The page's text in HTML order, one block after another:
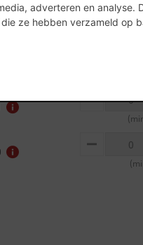
adverteren en analyse.
ze hebben verzameld op
MINUS
MINUS